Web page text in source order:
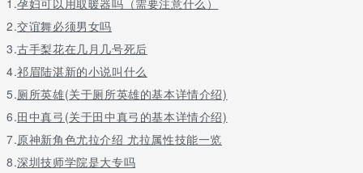
做出更理性的择业选择。
2.交谊舞必须男女吗
3.古手梨花在几月几号死后
4.祁眉陆湛新的小说叫什么
5.厕所英雄(关于厕所英雄的基本详情介绍)
6.田中真弓(关于田中真弓的基本详情介绍)
7.原神新角色尤拉介绍 尤拉属性技能一览
8.深圳技师学院是大专吗